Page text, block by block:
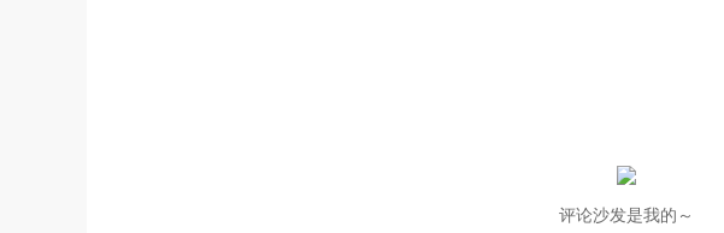
评论沙发是我的～